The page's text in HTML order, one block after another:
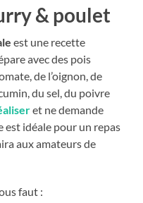
& poulet
est une recette
avec des pois
de l’oignon, de
du sel, du poivre
et ne demande
est idéale pour un repas
aux amateurs de
faut :